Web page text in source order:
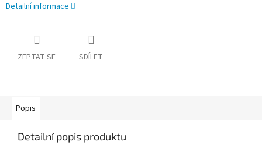
Detailní informace
ZEPTAT SE SDÍLET
Popis
Detailní popis produktu